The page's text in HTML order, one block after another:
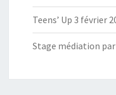
Teens’ Up 3 février
Stage médiation